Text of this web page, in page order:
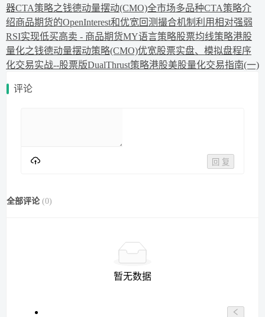
器CTA策略之钱德动量摆动(CMO)全市场多品种CTA策略介
绍商品期货的OpenInterest和优宽回测撮合机制 利用相对强弱
RSI实现低买高卖 - 商品期货MY语言策略股票均线策略港股
量化之钱德动量摆动策略(CMO)优宽股票实盘、模拟盘程序
化交易实战--股票版DualThrust策略港股美股量化交易指南(一)
评论
回 复
全部评论 (0)
暂无数据